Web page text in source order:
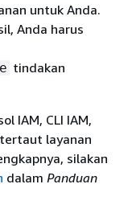
untuk Anda.
Anda harus
tindakan
IAM, CLI IAM,
layanan
silakan
dalam Panduan